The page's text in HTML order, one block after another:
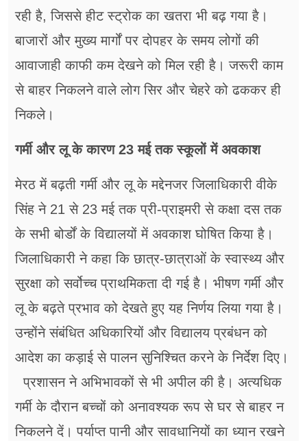
रही है, जिससे हीट स्ट्रोक का खतरा भी बढ़ गया है।
बाजारों और मुख्य मार्गों पर दोपहर के समय लोगों की
आवाजाही काफी कम देखने को मिल रही है। जरूरी काम
से बाहर निकलने वाले लोग सिर और चेहरे को ढककर ही
निकले।
गर्मी और लू के कारण 23 मई तक स्कूलों में अवकाश
मेरठ में बढ़ती गर्मी और लू के मद्देनजर जिलाधिकारी वीके
सिंह ने 21 से 23 मई तक प्री-प्राइमरी से कक्षा दस तक
के सभी बोर्डों के विद्यालयों में अवकाश घोषित किया है।
जिलाधिकारी ने कहा कि छात्र-छात्राओं के स्वास्थ्य और
सुरक्षा को सर्वोच्च प्राथमिकता दी गई है। भीषण गर्मी और
लू के बढ़ते प्रभाव को देखते हुए यह निर्णय लिया गया है।
उन्होंने संबंधित अधिकारियों और विद्यालय प्रबंधन को
आदेश का कड़ाई से पालन सुनिश्चित करने के निर्देश दिए।
प्रशासन ने अभिभावकों से भी अपील की है। अत्यधिक
गर्मी के दौरान बच्चों को अनावश्यक रूप से घर से बाहर न
निकलने दें। पर्याप्त पानी और सावधानियों का ध्यान रखने